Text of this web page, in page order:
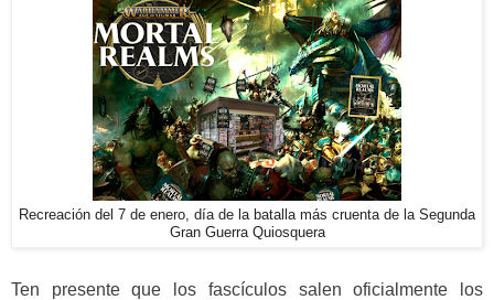
Recreación del 7 de enero, día de la batalla más cruenta de la Segunda
Gran Guerra Quiosquera
Ten presente que los fascículos salen oficialmente los